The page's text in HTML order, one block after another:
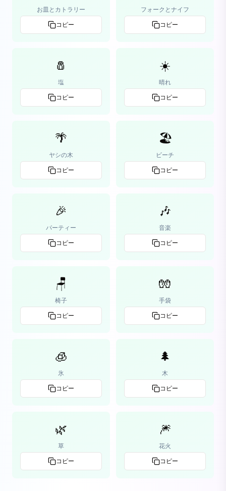
お皿とカトラリー
コピー
フォークとナイフ
コピー
🧂
塩
コピー
☀️
晴れ
コピー
🌴
ヤシの木
コピー
🏖️
ビーチ
コピー
🎉
パーティー
コピー
🎶
音楽
コピー
🪑
椅子
コピー
🧤
手袋
コピー
🧊
氷
コピー
🌲
木
コピー
🌿
草
コピー
🎆
花火
コピー